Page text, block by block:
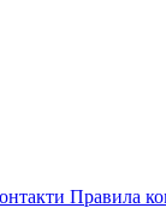
Правила